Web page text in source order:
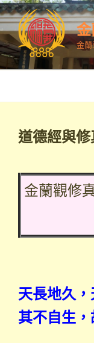
跳
至
內
容
金
道德經與
金蘭觀修
天長地久
其不自生，